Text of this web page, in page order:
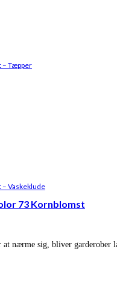
– Tæpper
– Vaskeklude
73 Kornblomst
at nærme sig, bliver